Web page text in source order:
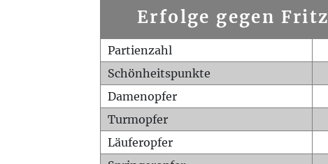
Erfolge gegen Fritz
Partienzahl
Schönheitspunkte
Damenopfer
Turmopfer
Läuferopfer